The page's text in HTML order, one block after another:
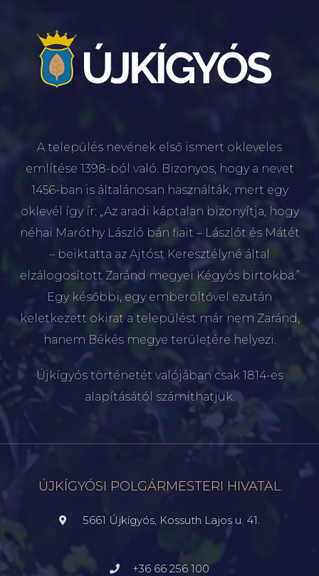
A település nevének első ismert okleveles
említése 1398-ból való. Bizonyos, hogy a nevet
1456-ban is általánosan használták, mert egy
oklevél így ír: „Az aradi káptalan bizonyítja, hogy
néhai Maróthy László bán fiait – Lászlót és Mátét
– beiktatta az Ajtóst Keresztélyné által
elzálogosított Zaránd megyei Kégyós birtokba.”
Egy későbbi, egy emberöltővel ezután
keletkezett okirat a települést már nem Zaránd,
hanem Békés megye területére helyezi.
Újkígyós történetét valójában csak 1814-es
alapításától számíthatjuk.
ÚJKÍGYÓSI POLGÁRMESTERI HIVATAL
5661 Újkígyós, Kossuth Lajos u. 41.
+36 66 256 100